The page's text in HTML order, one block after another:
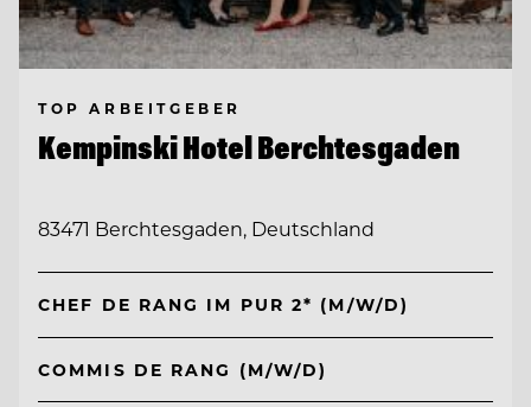
TOP ARBEITGEBER
Kempinski Hotel Berchtesgaden
83471 Berchtesgaden, Deutschland
CHEF DE RANG IM PUR 2* (M/W/D)
COMMIS DE RANG (M/W/D)